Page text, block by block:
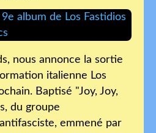
nous annonce la sortie
italienne Los
Baptisé "Joy, Joy,
du groupe
emmené par